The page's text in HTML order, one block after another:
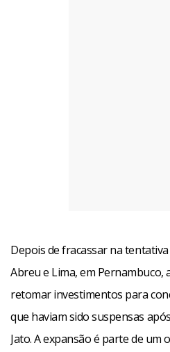
Depois de fracassar na
Abreu e Lima, em Pernambuco,
retomar investimentos para
que haviam sido suspensas
Jato. A expansão é parte de um